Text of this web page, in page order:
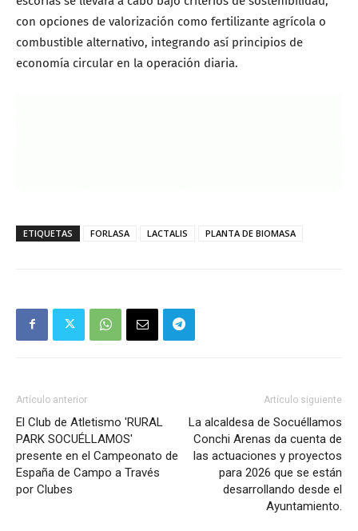
con opciones de valorización como fertilizante agrícola o
combustible alternativo, integrando así principios de
economía circular en la operación diaria.
ETIQUETAS FORLASA LACTALIS PLANTA DE BIOMASA
Artículo anterior
El Club de Atletismo 'RURAL
PARK SOCUÉLLAMOS'
presente en el Campeonato de
España de Campo a Través
por Clubes
Artículo siguiente
La alcaldesa de Socuéllamos
Conchi Arenas da cuenta de
las actuaciones y proyectos
para 2026 que se están
desarrollando desde el
Ayuntamiento.